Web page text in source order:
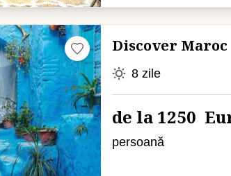
Discover Maroc
8 zile
de la 1250
persoană